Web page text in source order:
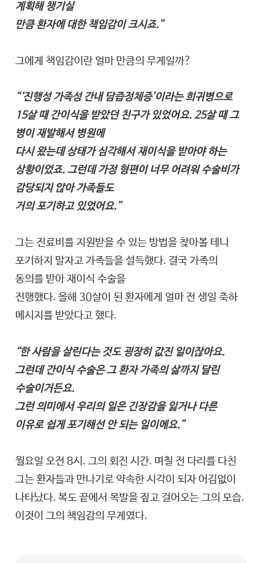
계획해 챙기실
만큼 환자에 대한 책임감이 크시죠.”
그에게 책임감이란 얼마 만큼의 무게일까?
“‘진행성 가족성 간내 담즙정체증’이라는 희귀병으로
15살 때 간이식을 받았던 친구가 있었어요. 25살 때 그
병이 재발해서 병원에
다시 왔는데 상태가 심각해서 재이식을 받아야 하는
상황이었죠. 그런데 가정 형편이 너무 어려워 수술비가
감당되지 않아 가족들도
거의 포기하고 있었어요.”
그는 진료비를 지원받을 수 있는 방법을 찾아볼 테니
포기하지 말자고 가족들을 설득했다. 결국 가족의
동의를 받아 재이식 수술을
진행했다. 올해 30살이 된 환자에게 얼마 전 생일 축하
메시지를 받았다고 했다.
“한 사람을 살린다는 것도 굉장히 값진 일이잖아요.
그런데 간이식 수술은 그 환자 가족의 삶까지 달린
수술이거든요.
그런 의미에서 우리의 일은 긴장감을 잃거나 다른
이유로 쉽게 포기해선 안 되는 일이에요.”
월요일 오전 8시. 그의 회진 시간. 며칠 전 다리를 다친
그는 환자들과 만나기로 약속한 시각이 되자 어김없이
나타났다. 복도 끝에서 목발을 짚고 걸어오는 그의 모습.
이것이 그의 책임감의 무게였다.